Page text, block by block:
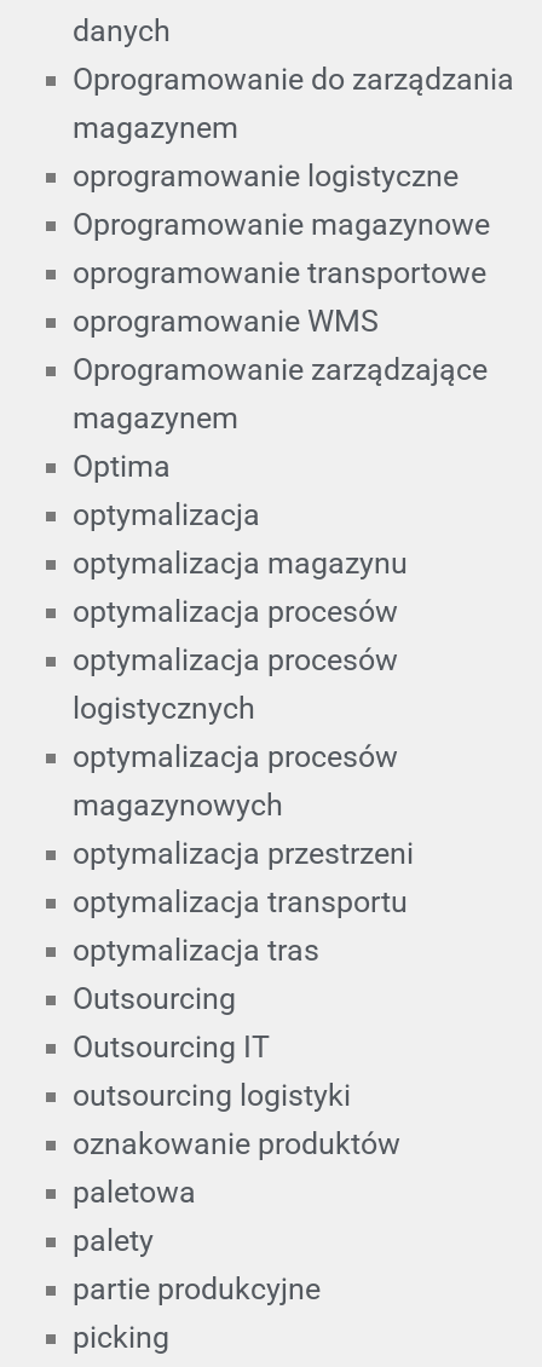
danych
Oprogramowanie do zarządzania
magazynem
oprogramowanie logistyczne
Oprogramowanie magazynowe
oprogramowanie transportowe
oprogramowanie WMS
Oprogramowanie zarządzające
magazynem
Optima
optymalizacja
optymalizacja magazynu
optymalizacja procesów
optymalizacja procesów
logistycznych
optymalizacja procesów
magazynowych
optymalizacja przestrzeni
optymalizacja transportu
optymalizacja tras
Outsourcing
Outsourcing IT
outsourcing logistyki
oznakowanie produktów
paletowa
palety
partie produkcyjne
picking